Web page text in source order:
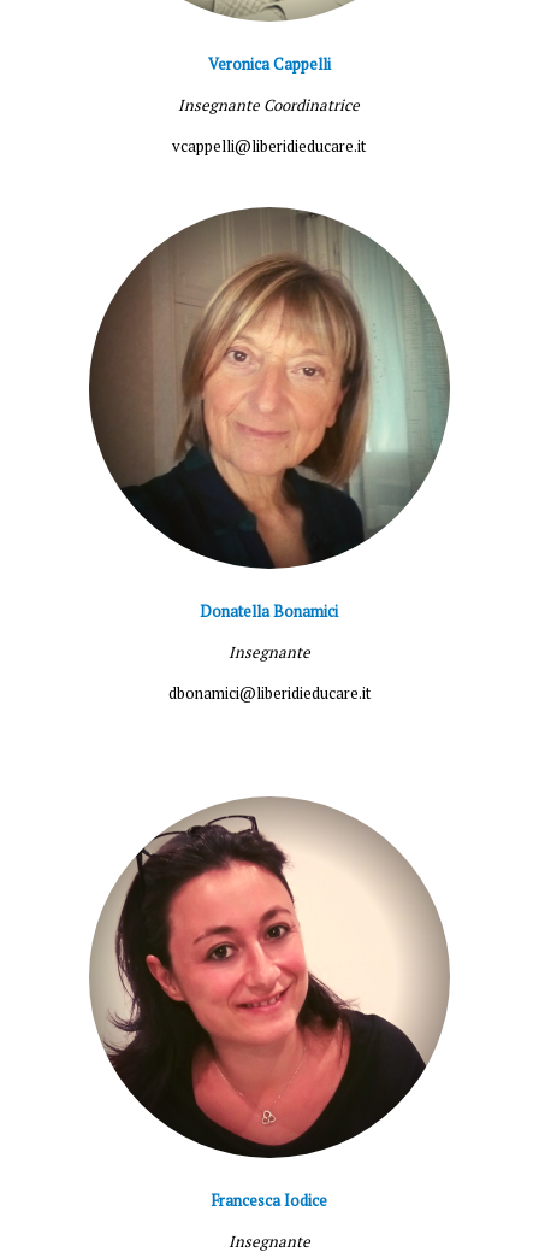
Veronica Cappelli
Insegnante Coordinatrice
vcappelli@liberidieducare.it
Donatella Bonamici
Insegnante
dbonamici@liberidieducare.it
Francesca Iodice
Insegnante